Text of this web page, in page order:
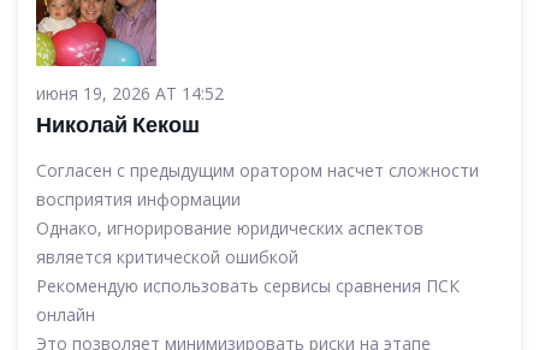
июня 19, 2026 AT 14:52
Николай Кекош
Согласен с предыдущим оратором насчет сложности
восприятия информации
Однако, игнорирование юридических аспектов
является критической ошибкой
Рекомендую использовать сервисы сравнения ПСК
онлайн
Это позволяет минимизировать риски на этапе